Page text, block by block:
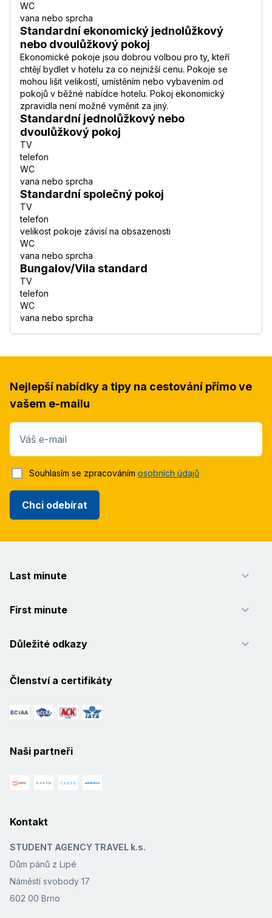
WC
vana nebo sprcha
Standardní ekonomický jednolůžkový
nebo dvoulůžkový pokoj
Ekonomické pokoje jsou dobrou volbou pro ty, kteří
chtějí bydlet v hotelu za co nejnižší cenu. Pokoje se
mohou lišit velikostí, umístěním nebo vybavením od
pokojů v běžné nabídce hotelu. Pokoj ekonomický
zpravidla není možné vyměnit za jiný.
Standardní jednolůžkový nebo
dvoulůžkový pokoj
TV
telefon
WC
vana nebo sprcha
Standardní společný pokoj
TV
telefon
velikost pokoje závisí na obsazenosti
WC
vana nebo sprcha
Bungalov/Vila standard
TV
telefon
WC
vana nebo sprcha
Nejlepší nabídky a tipy na cestování přímo ve
vašem e-mailu
Váš e-mail
Chci odebírat
Souhlasím se zpracováním osobních údajů
Last minute
First minute
Důležité odkazy
Členství a certifikáty
Naši partneři
Kontakt
STUDENT AGENCY TRAVEL k.s.
Dům pánů z Lipé
Náměstí svobody 17
602 00 Brno